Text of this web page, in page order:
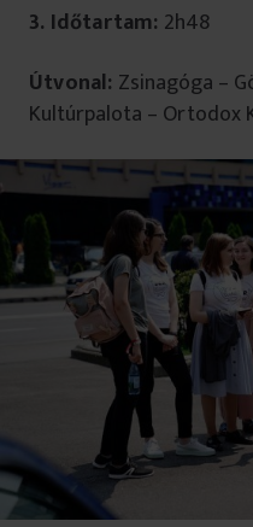
3. Időtartam: 2h48
Útvonal: Zsinagóga –
Kultúrpalota – Ortodox